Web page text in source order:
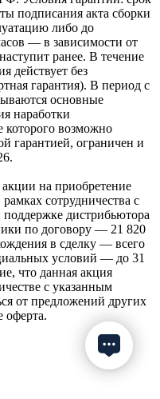
подписания акта сборки
либо до
— в зависимости от
ранее. В течение
действует без
гарантия). В период с
основные
наработки
которого возможно
гарантией, ограничен и
на приобретение
сотрудничества с
дистрибьютора
по договору — 21 820
в сделку — всего
условий — до 31
что данная акция
с указанным
от предложений других
оферта.